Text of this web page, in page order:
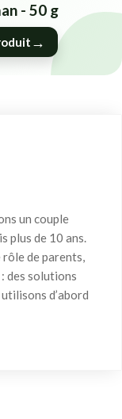
- 50 g
→
un couple
plus de 10 ans.
de parents,
des solutions
d’abord